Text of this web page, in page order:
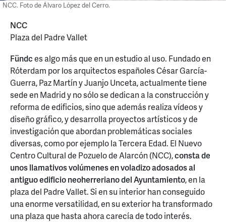
NCC. Foto de Álvaro López del Cerro.
NCC
Plaza del Padre Vallet
Fündces algo más que en un estudio al uso. Fundado en
Róterdam por los arquitectos españoles César García-
Guerra, Paz Martín y Juanjo Unceta, actualmente tiene
sede en Madrid y no sólo se dedican a la construcción y
reforma de edificios, sino que además realiza vídeos y
diseño gráfico, y desarrolla proyectos artísticos y de
investigación que abordan problemáticas sociales
diversas, como por ejemplo la Tercera Edad. El Nuevo
Centro Cultural de Pozuelo de Alarcón (NCC),consta de
unos llamativos volúmenes en voladizo adosados al
antiguo edificio neoherreriano del Ayuntamiento, en la
plaza del Padre Vallet. Si en su interior han conseguido
una enorme versatilidad, en su exterior ha transformado
una plaza que hasta ahora carecía de todo interés.